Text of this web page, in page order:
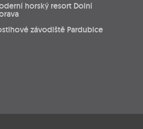
horský resort Dolní
závodiště Pardubice